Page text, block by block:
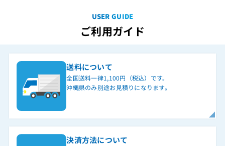
USER GUIDE
ご利用ガイド
送料について
全国送料一律1,100円（税込）です。
沖縄県のみ別途お見積りになります。
決済方法について